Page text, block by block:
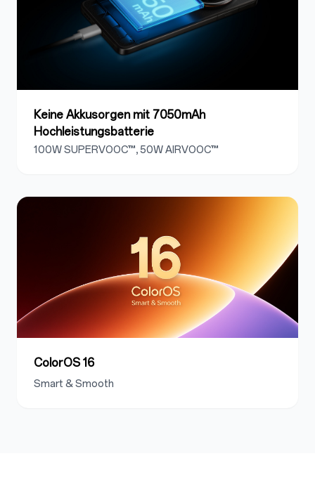
Keine Akkusorgen mit 7050mAh
Hochleistungsbatterie
100W SUPERVOOC™, 50W AIRVOOC™
ColorOS 16
Smart & Smooth